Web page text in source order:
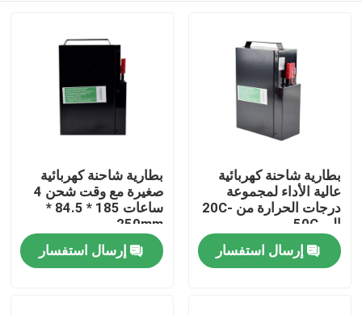
بيت
منتجات
بطارية شاحنة كهربائية
عالية الأداء لمجموعة
درجات الحرارة من -20C
إلى 50C
إرسال استفسار
بطارية شاحنة كهربائية
صغيرة مع وقت شحن 4
ساعات 185 * 84.5 *
250mm
إرسال استفسار